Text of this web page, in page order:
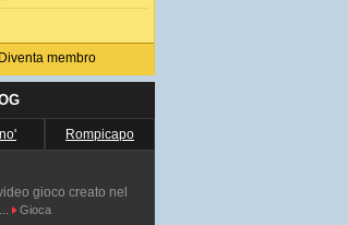
Diventa membro
Rompicapo
gioco creato nel
Gioca